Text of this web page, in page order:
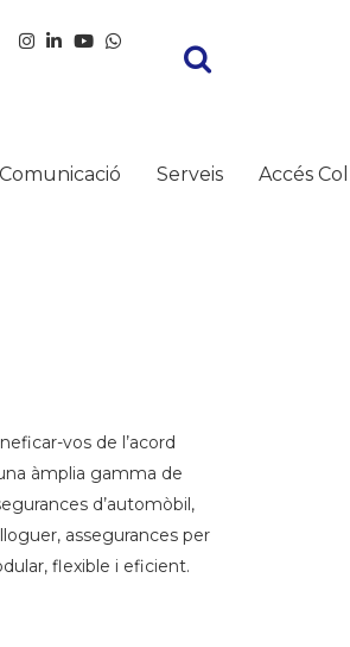
Comunicació Serveis Accés
vos de l’acord
àmplia gamma de
d’automòbil,
assegurances per
flexible i eficient.